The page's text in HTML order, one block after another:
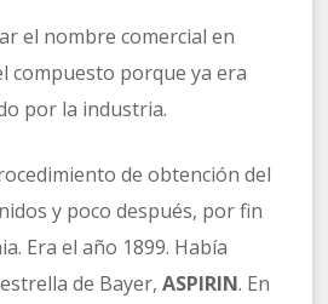
el nombre comercial en
compuesto porque ya era
por la industria.
de obtención del
y poco después, por fin
Era el año 1899. Había
de Bayer,ASPIRIN. En